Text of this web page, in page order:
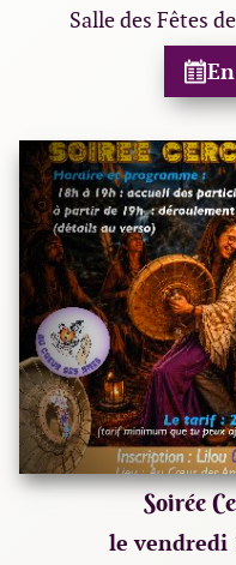
Salle des Fêtes
Soirée
le vendredi